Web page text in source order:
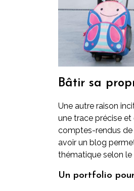
Bâtir sa
Une autre raison
une trace précise et
comptes-rendus de
avoir un blog
thématique selon le
Un portfolio